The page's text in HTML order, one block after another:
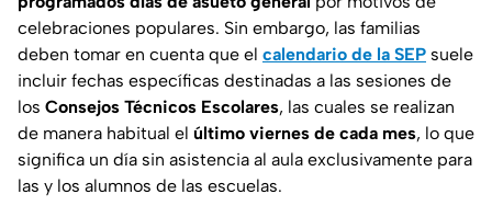
celebraciones populares. Sin embargo, las familias
deben tomar en cuenta que el calendario de la SEP suele
incluir fechas específicas destinadas a las sesiones de
los Consejos Técnicos Escolares, las cuales se realizan
de manera habitual el último viernes de cada mes, lo que
significa un día sin asistencia al aula exclusivamente para
las y los alumnos de las escuelas.